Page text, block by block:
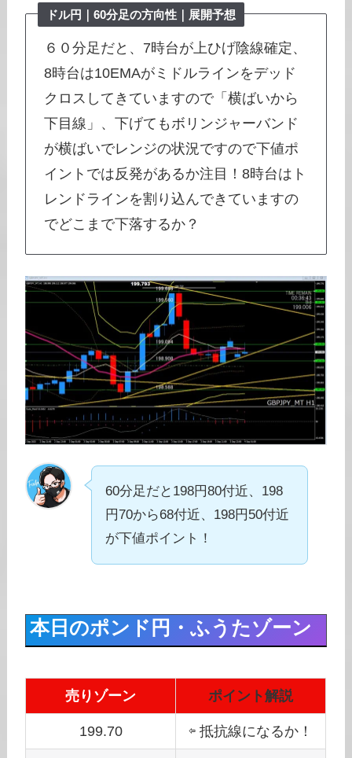
ドル円｜60分足の方向性｜展開予想
６０分足だと、7時台が上ひげ陰線確定、
8時台は10EMAがミドルラインをデッド
クロスしてきていますので「横ばいから
下目線」、下げてもボリンジャーバンド
が横ばいでレンジの状況ですので下値ポ
イントでは反発があるか注目！8時台はト
レンドラインを割り込んできていますの
でどこまで下落するか？
60分足だと198円80付近、198
円70から68付近、198円50付近
が下値ポイント！
本日のポンド円・ふうたゾーン
売りゾーン ポイント解説
199.70 ⇦ 抵抗線になるか！